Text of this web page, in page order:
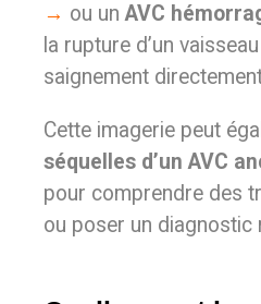
→ ou unAVC
la rupture d’un
saignement
Cette imagerie peut
séquelles d’un AVC
pour comprendre des
ou poser un diagnostic